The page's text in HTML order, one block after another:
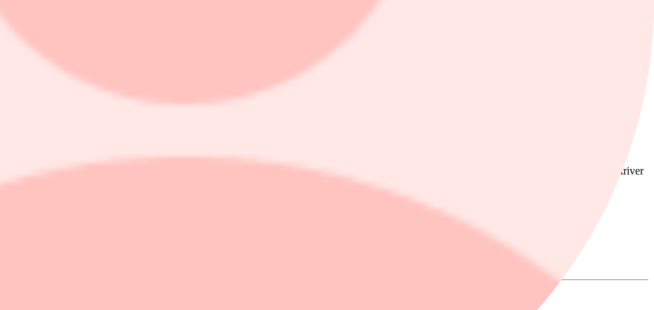
AI, satelliter och cyberförsvar runt om i Europa.
stigande statsskulder när Nato-länderna ökar försvarsutgifterna mot målet om 5 procent av BNP till 2035.
permanenta ökningen av de offentliga utgifterna sedan oljekriserna på 1970-talet. För Danmark innebär det försvarsrelaterade utgifter på
för inflation, mer än dubbelt så mycket som de nivåer vi vant oss vid att spendera på försvar efter kalla krigets slut för över 35 år sedan”, skriver